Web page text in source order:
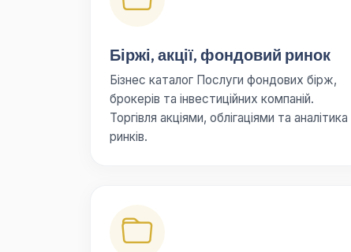
Біржі, акції, фондовий ринок
Бізнес каталог Послуги фондових бірж,
брокерів та інвестиційних компаній.
Торгівля акціями, облігаціями та аналітика
ринків.